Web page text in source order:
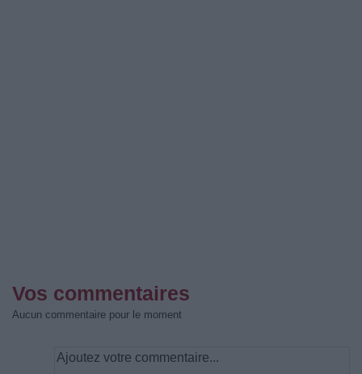
Vos commentaires
Aucun commentaire pour le moment